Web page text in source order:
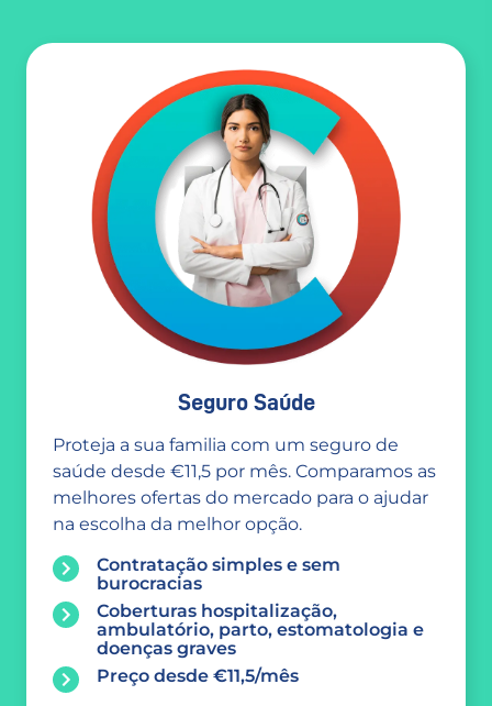
Seguro Saúde
Proteja a sua familia com um seguro de
saúde desde €11,5 por mês. Comparamos as
melhores ofertas do mercado para o ajudar
na escolha da melhor opção.
Contratação simples e sem
burocracias
Coberturas hospitalização,
ambulatório, parto, estomatologia e
doenças graves
Preço desde €11,5/mês